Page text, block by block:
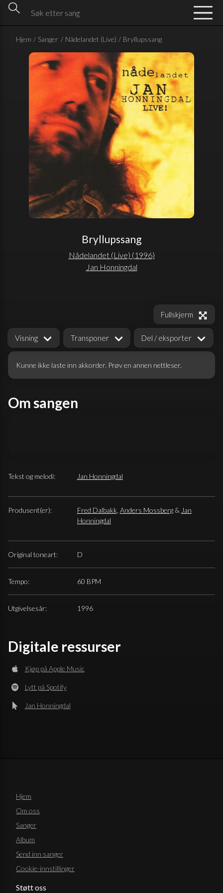
Hjem / Sanger / Nådelandet (Live) / Bryllupssang
Bryllupssang
Nådelandet (Live) (1996)
Jan Honningdal
Visning Transponer Del / eksporter
Fullskjerm
Kunne ikke laste inn akkorder. Prøv en annen nettleser.
Om sangen
Tekst og melodi: Jan Honningdal
Produsent(er): Fred Dalbakk Anders Mossberg& Jan
Honningdal
Original toneart: D
Tempo: 60 BPM
Utgivelsesår: 1996
Digitale ressurser
Kjøp på Apple Music
Lytt på Spotify
Jan Honningdal
Hjem
Om oss
Sanger
Album
Send inn sanger
Cookie-innstillinger
Støtt oss